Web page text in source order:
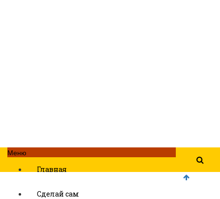
Меню
Главная
Сделай сам